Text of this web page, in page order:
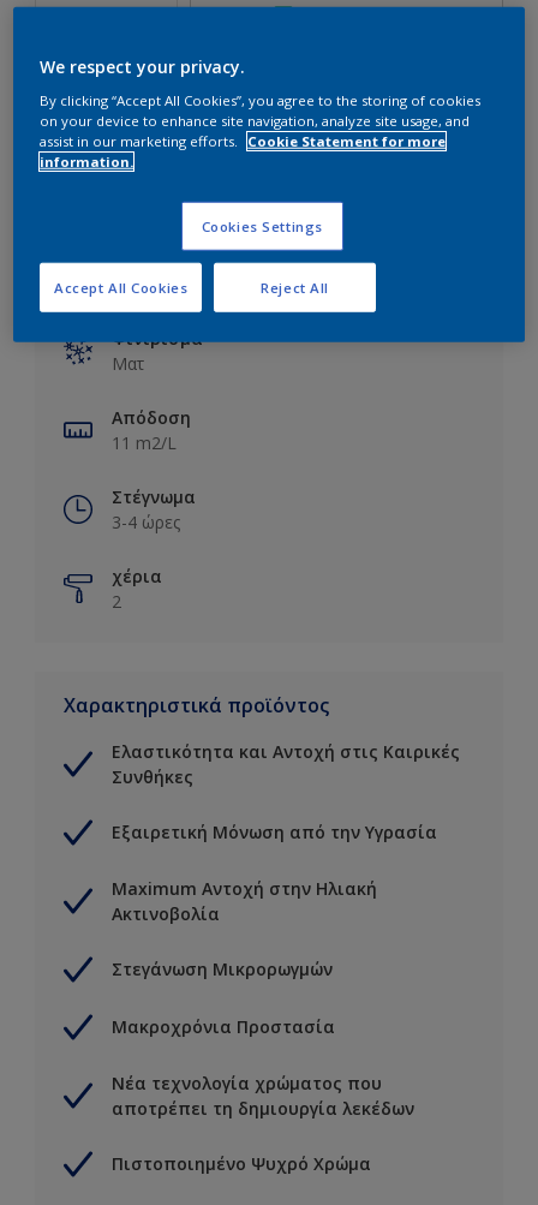
10L
Εύρεση Καταστήματος
Βασικές πληροφορίες
Φινίρισμα
Ματ
Απόδοση
11 m2/L
Στέγνωμα
3-4 ώρες
χέρια
2
Χαρακτηριστικά προϊόντος
Ελαστικότητα και Αντοχή στις Καιρικές
Συνθήκες
Εξαιρετική Μόνωση από την Υγρασία
Maximum Αντοχή στην Ηλιακή
Ακτινοβολία
Στεγάνωση Μικρορωγμών
Μακροχρόνια Προστασία
Νέα τεχνολογία χρώματος που
αποτρέπει τη δημιουργία λεκέδων
Πιστοποιημένο Ψυχρό Χρώμα
We respect your privacy.
By clicking “Accept All Cookies”, you agree to the storing of cookies
on your device to enhance site navigation, analyze site usage, and
assist in our marketing efforts.
Cookie Statement for more
information.
Cookies Settings
Reject All
Accept All Cookies